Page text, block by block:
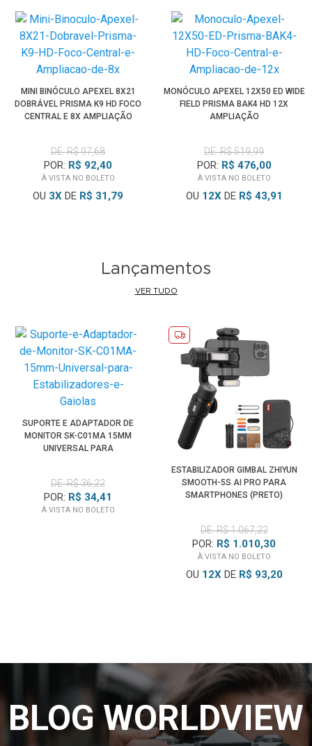
MINI BINÓCULO APEXEL 8X21
DOBRÁVEL PRISMA K9 HD FOCO
CENTRAL E 8X AMPLIAÇÃO
DE: R$ 97,68
POR: R$ 92,40
À VISTA NO BOLETO
OU 3X DE R$ 31,79
MONÓCULO APEXEL 12X50 ED WIDE
FIELD PRISMA BAK4 HD 12X
AMPLIAÇÃO
DE: R$ 519,99
POR: R$ 476,00
À VISTA NO BOLETO
OU 12XDE R$ 43,91
Lançamentos
VER TUDO
SUPORTE E ADAPTADOR DE
MONITOR SK-C01MA 15MM
UNIVERSAL PARA
DE: R$ 36,22
POR: R$ 34,41
À VISTA NO BOLETO
ESTABILIZADOR GIMBAL ZHIYUN
SMOOTH-5S AI PRO PARA
SMARTPHONES (PRETO)
DE: R$ 1.067,22
POR: R$ 1.010,30
À VISTA NO BOLETO
OU 12XDE R$ 93,20
BLOG WORLDVIEW